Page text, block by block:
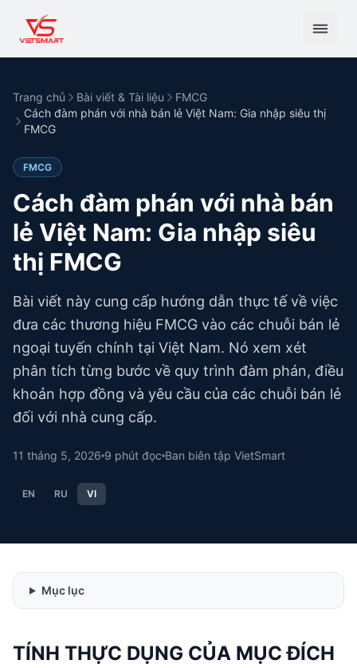
Trang chủ Bài viết & Tài liệu
FMCG
Cách đàm phán với nhà bán lẻ Việt Nam: Gia nhập siêu thị
FMCG
FMCG
Cách đàm phán với nhà bán
lẻ Việt Nam: Gia nhập siêu
thị FMCG
Bài viết này cung cấp hướng dẫn thực tế về việc
đưa các thương hiệu FMCG vào các chuỗi bán lẻ
ngoại tuyến chính tại Việt Nam. Nó xem xét
phân tích từng bước về quy trình đàm phán, điều
khoản hợp đồng và yêu cầu của các chuỗi bán lẻ
đối với nhà cung cấp.
11 tháng 5, 2026 9 phút đọc Ban biên tập VietSmart
EN RU VI
Mục lục
TÍNH THỰC DỤNG CỦA MỤC ĐÍCH